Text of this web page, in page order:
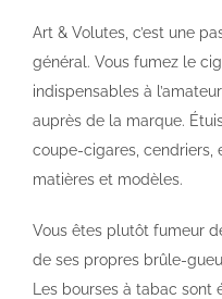
Art & Volutes, c’est une
général. Vous fumez le
indispensables à
auprès de la marque.
coupe-cigares, cendriers,
matières et modèles.
Vous êtes plutôt fumeur
de ses propres brûle-
Les bourses à tabac sont